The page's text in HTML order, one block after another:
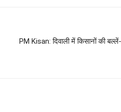
PM Kisan: दिवाली में किसानों की